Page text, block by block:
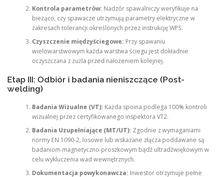
Kontrola parametrów: Nadzór spawalniczy weryfikuje na
bieżąco, czy spawacze utrzymują parametry elektryczne w
zakresach tolerancji określonych przez instrukcję WPS.
Czyszczenie międzyściegowe: Przy spawaniu
wielowarstwowym każda warstwa ściegu jest dokładnie
oczyszczana z żużla przed nałożeniem kolejnej.
Etap III: Odbiór i badania nieniszczące (Post-
welding)
Badania Wizualne (VT): Każda spoina podlega 100% kontroli
wizualnej przez certyfikowanego inspektora VT2.
Badania Uzupełniające (MT/UT): Zgodnie z wymaganiami
normy EN 1090-2, losowe lub wskazane złącza poddawane są
badaniom magnetyczno-proszkowym bądź ultradźwiękowym w
celu wykluczenia wad wewnętrznych.
Dokumentacja powykonawcza: Inwestor otrzymuje pełne